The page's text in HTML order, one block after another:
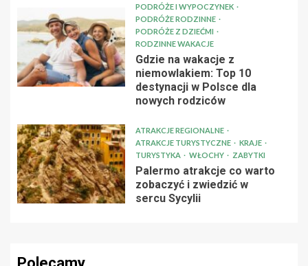
PODRÓŻE I WYPOCZYNEK
PODRÓŻE RODZINNE
PODRÓŻE Z DZIEĆMI
RODZINNE WAKACJE
Gdzie na wakacje z
niemowlakiem: Top 10
destynacji w Polsce dla
nowych rodziców
ATRAKCJE REGIONALNE
ATRAKCJE TURYSTYCZNE
KRAJE
TURYSTYKA
WŁOCHY ZABYTKI
Palermo atrakcje co warto
zobaczyć i zwiedzić w
sercu Sycylii